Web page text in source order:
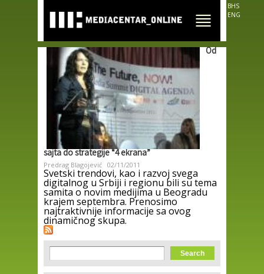
main
content
BHS
ENG
Od
sajta do strategije “4 ekrana”
Predrag Blagojević 02/11/2011
Svetski trendovi, kao i razvoj svega
digitalnog u Srbiji i regionu bili su tema
samita o novim medijima u Beogradu
krajem septembra. Prenosimo
najtraktivnije informacije sa ovog
dinamičnog skupa.
Search form
Search